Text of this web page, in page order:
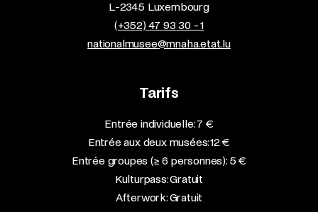
L-2345 Luxembourg
(+352) 47 93 30 - 1
nationalmusee@mnaha.etat.lu
Tarifs
Entrée individuelle: 7 €
Entrée aux deux musées: 12 €
Entrée groupes (≥ 6 personnes): 5 €
Kulturpass: Gratuit
Afterwork: Gratuit